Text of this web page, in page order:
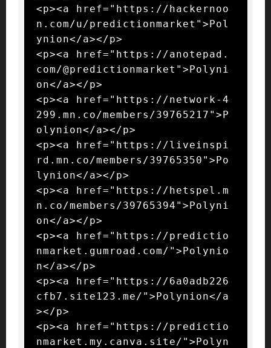
<p><a href="https://hackernoo
n.com/u/predictionmarket">Pol
ynion</a></p>
<p><a href="https://anotepad.
com/@predictionmarket">Polyni
on</a></p>
<p><a href="https://network-4
299.mn.co/members/39765217">P
olynion</a></p>
<p><a href="https://liveinspi
rd.mn.co/members/39765350">Po
lynion</a></p>
<p><a href="https://hetspel.m
n.co/members/39765394">Polyni
on</a></p>
<p><a href="https://predictio
nmarket.gumroad.com/">Polynio
n</a></p>
<p><a href="https://6a0adb226
cfb7.site123.me/">Polynion</a
></p>
<p><a href="https://predictio
nmarket.my.canva.site/">Polyn